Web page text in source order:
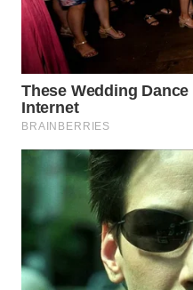
WN
PAKPAK
WN
KARAWANG
BOGOR